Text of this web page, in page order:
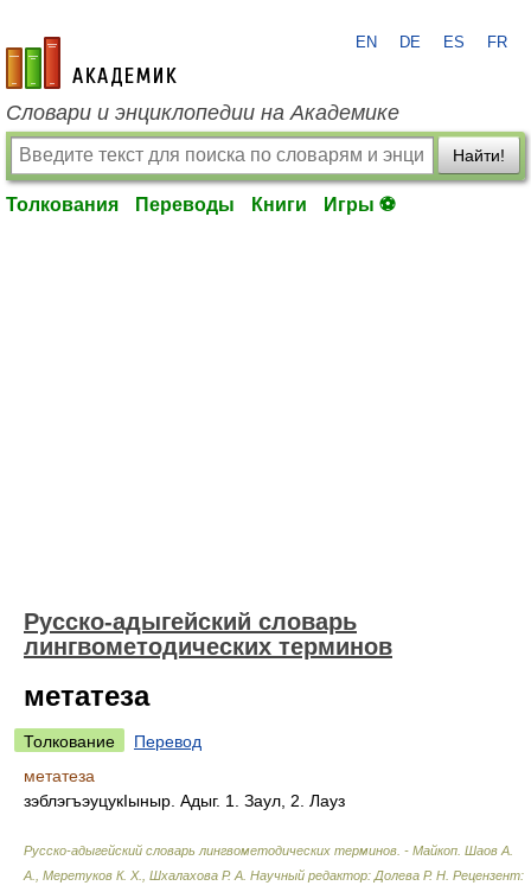
academic.ru
EN DE ES FR
Словари и энциклопедии на Академике
Найти!
Толкования Переводы Книги Игры ⚽
Русско-адыгейский словарь
лингвометодических терминов
метатеза
Толкование
Перевод
метатеза
зэблэгъэуцукIыныр. Адыг. 1. Заул, 2. Лауз
Русско-адыгейский словарь лингвометодических терминов. - Майкоп Шаов А.
А., Меретуков К. Х., Шхалахова Р. А. Научный редактор: Долева Р. Н. Рецензент: